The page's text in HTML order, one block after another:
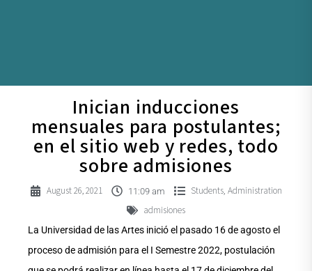
Inician inducciones
mensuales para postulantes;
en el sitio web y redes, todo
sobre admisiones
August 26, 2021 11:09 am Students, Administration
admisiones
La Universidad de las Artes inició el pasado 16 de agosto el
proceso de admisión para el I Semestre 2022, postulación